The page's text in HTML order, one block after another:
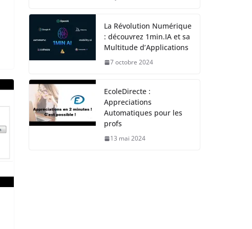
La Révolution Numérique
: découvrez 1min.IA et sa
Multitude d’Applications
7 octobre 2024
EcoleDirecte :
Appreciations
Automatiques pour les
profs
13 mai 2024